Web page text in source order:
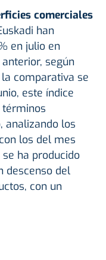
comerciales
han
en julio en
según
comparativa se
este índice
términos
analizando los
los del mes
ha producido
descenso del
con un